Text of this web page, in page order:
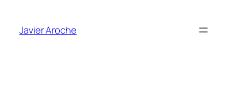
content
Javier Aroche